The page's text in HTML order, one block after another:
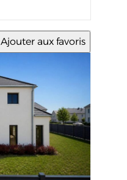
Ajouter aux favoris